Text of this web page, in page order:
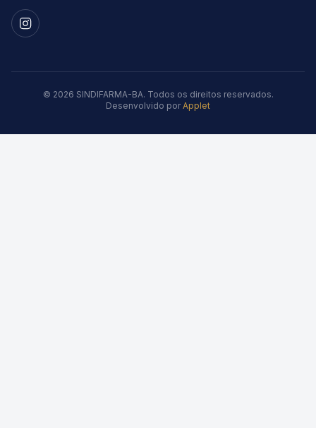
© 2026 SINDIFARMA-BA. Todos os direitos reservados.
Desenvolvido porApplet